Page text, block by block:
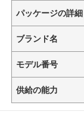
パッケージの詳細
ブランド名
モデル番号
供給の能力